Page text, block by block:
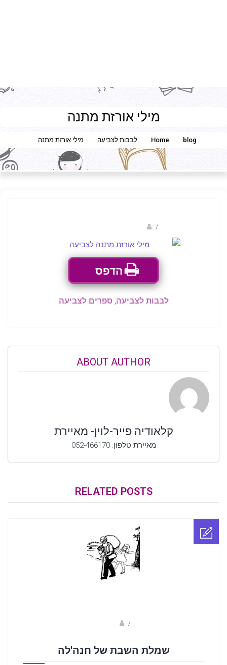
מילי אורזת מתנה
Home blog לבבות לצביעה מילי אורזת מתנה
/
הדפס
לבבות לצביעה,ספרים לצביעה
ABOUT AUTHOR
קלאודיה פייר-לוין- מאיירת
מאיירת טלפון: 052-466170
RELATED POSTS
/
שמלת השבת של חנה'לה